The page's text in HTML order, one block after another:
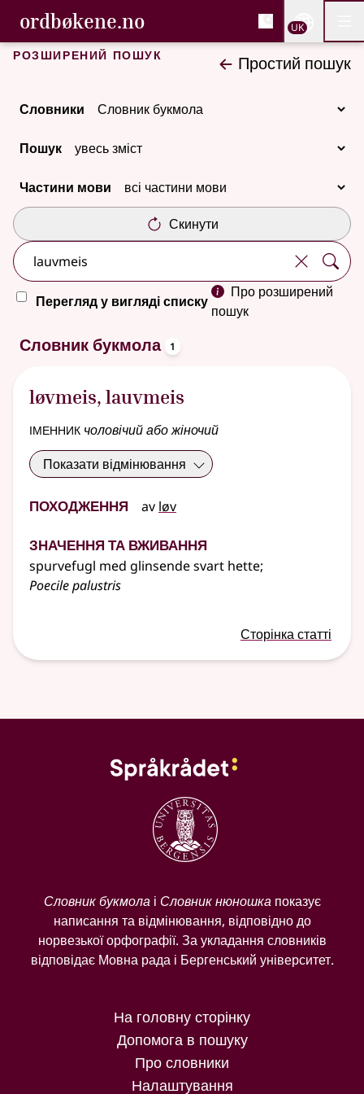
Перейти до основного вмісту
Доступність
ordbøkene.no, Cловник букмола та
Cловник букмола та Словник нюношка
UK
Розширений пошук Простий пошук
Словники
Пошук
Частини мови
Скинути
Перегляд у вигляді списку
Про розширений
пошук
Один результат
Словник букмола 1
løvmeis, lauvmeis
іменник чоловічий або жіночий
Показати відмінювання
Походження av løv
Значення та вживання
spurvefugl med glinsende svart hette;
Poecile palustris
Сторінка статті
Словник букмолаі Словник нюношкапоказує
написання та відмінювання, відповідно до
норвезької орфографії. За укладання словників
відповідає Мовна рада і Бергенський університет.
На головну сторінку
Допомога в пошуку
Про словники
Налаштування